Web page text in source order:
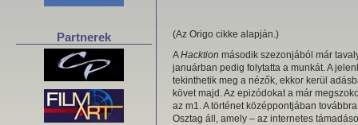
Partnerek
(Az Origo cikke alapján.)
AHacktion második szezonjából már
januárban pedig folytatta a munkát. A
tekinthetik meg a nézők, ekkor kerül
követ majd. Az epizódokat a már
az m1. A történet középpontjában
Osztag áll, amely – az internetes